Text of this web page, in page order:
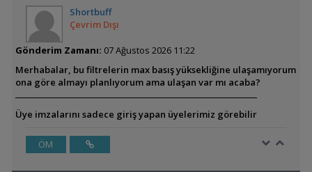
Shortbuff
Çevrim Dışı
Gönderim Zamanı: 07 Ağustos 2026 11:22
Merhabalar, bu filtrelerin max basış yüksekliğine ulaşamıyorum
ona göre almayı planlıyorum ama ulaşan var mı acaba?
Üye imzalarını sadece giriş yapan üyelerimiz görebilir
ÖM